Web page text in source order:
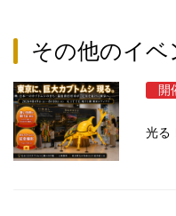
その他のイベ
開
光る